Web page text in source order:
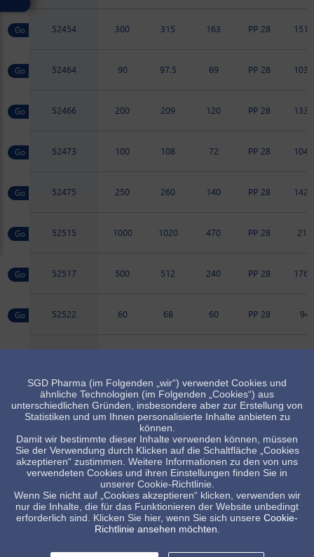
52454 300 315 163 PP 28
52464 90 97.5 69 PP 28
52466 200 209 120 PP 28
52473 100 108 72 PP 28
52475 250 260 140 PP 28
52515 1000 1020 470 PP 28 217
52517 500 512 240 PP 28
52522 60 68 60 PP 28 94
52728 45 52 49 PP 28
89061 225 225 124 PP 28
Artikel verfügbar, Minimalmenge beachten
Standard Artikel, Verfügbarkeit abhängig vom Lagerbestand
SGD Pharma (im Folgenden „wir“) verwendet Cookies und
ähnliche Technologien (im Folgenden „Cookies“) aus
unterschiedlichen Gründen, insbesondere aber zur Erstellung von
Statistiken und um Ihnen personalisierte Inhalte anbieten zu
können.
Damit wir bestimmte dieser Inhalte verwenden können, müssen
Sie der Verwendung durch Klicken auf die Schaltfläche „Cookies
akzeptieren“ zustimmen. Weitere Informationen zu den von uns
verwendeten Cookies und ihren Einstellungen finden Sie in
unserer Cookie-Richtlinie.
Wenn Sie nicht auf „Cookies akzeptieren“ klicken, verwenden wir
nur die Inhalte, die für das Funktionieren der Website unbedingt
erforderlich sind. Klicken Sie hier, wenn Sie sich unsere Cookie-
Richtlinie ansehen möchten